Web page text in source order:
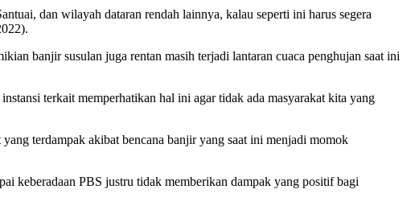
dan wilayah dataran rendah lainnya, kalau seperti ini harus segera
banjir susulan juga rentan masih terjadi lantaran cuaca penghujan saat ini
terkait memperhatikan hal ini agar tidak ada masyarakat kita yang
terdampak akibat bencana banjir yang saat ini menjadi momok
keberadaan PBS justru tidak memberikan dampak yang positif bagi